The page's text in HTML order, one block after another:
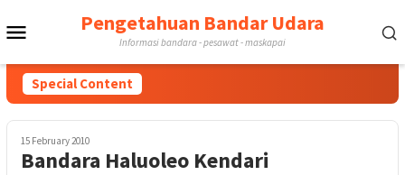
to
MobilePengetahuan Bandar Udara
Informasi bandara - pesawat - maskapai
Special Content
15 February 2010
Bandara Haluoleo Kendari